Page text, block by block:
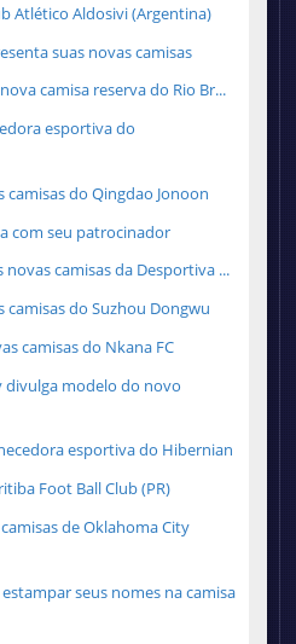
Atlético Aldosivi (Argentina)
suas novas camisas
camisa reserva do Rio Br...
esportiva do
camisas do Qingdao Jonoon
com seu patrocinador
novas camisas da Desportiva ...
camisas do Suzhou Dongwu
camisas do Nkana FC
divulga modelo do novo
esportiva do Hibernian
Foot Ball Club (PR)
de Oklahoma City
seus nomes na camisa